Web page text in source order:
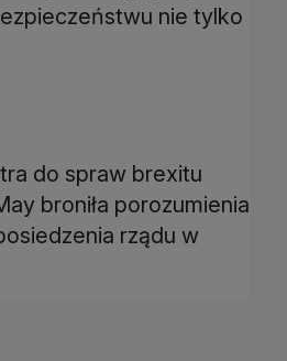
nie tylko
do spraw brexitu
broniła porozumienia
rządu w